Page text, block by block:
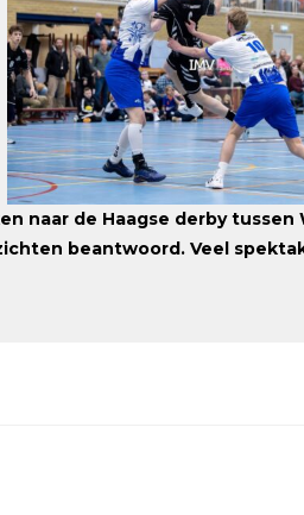
naar de Haagse derby tussen
beantwoord. Veel